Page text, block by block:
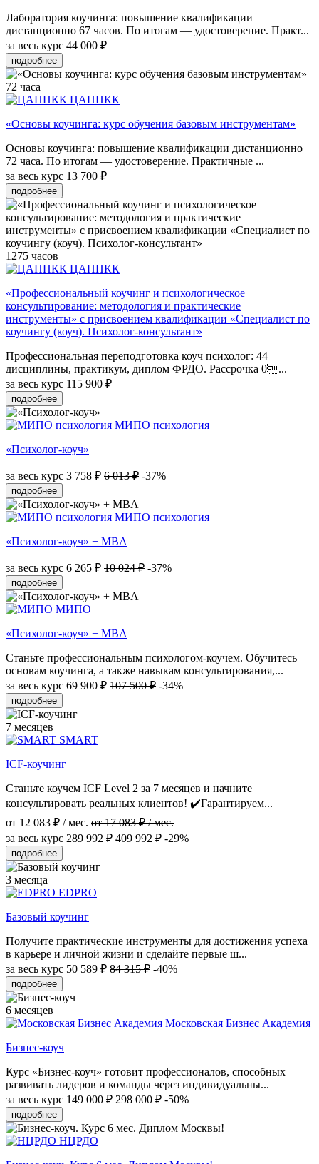
Лаборатория коучинга: повышение квалификации
дистанционно 67 часов. По итогам — удостоверение. Практ...
за весь курс 44 000 ₽
подробнее
72 часа
ЦАППКК
«Основы коучинга: курс обучения базовым инструментам»
Основы коучинга: повышение квалификации дистанционно
72 часа. По итогам — удостоверение. Практичные ...
за весь курс 13 700 ₽
подробнее
1275 часов
ЦАППКК
«Профессиональный коучинг и психологическое
консультирование: методология и практические
инструменты» с присвоением квалификации «Специалист по
коучингу (коуч). Психолог-консультант»
Профессиональная переподготовка коуч психолог: 44
дисциплины, практикум, диплом ФРДО. Рассрочка 0...
за весь курс 115 900 ₽
подробнее
МИПО психология
«Психолог-коуч»
за весь курс 3 758 ₽ 6 013 ₽ -37%
подробнее
МИПО психология
«Психолог-коуч» + MBA
за весь курс 6 265 ₽ 10 024 ₽ -37%
подробнее
МИПО
«Психолог-коуч» + MBA
Станьте профессиональным психологом-коучем. Обучитесь
основам коучинга, а также навыкам консультирования,...
за весь курс 69 900 ₽ 107 500 ₽ -34%
подробнее
7 месяцев
SMART
ICF-коучинг
Станьте коучем ICF Level 2 за 7 месяцев и начните
консультировать реальных клиентов! ✔️Гарантируем...
от 12 083 ₽ / мес. от 17 083 ₽ / мес.
за весь курс 289 992 ₽ 409 992 ₽ -29%
подробнее
3 месяца
EDPRO
Базовый коучинг
Получите практические инструменты для достижения успеха
в карьере и личной жизни и сделайте первые ш...
за весь курс 50 589 ₽ 84 315 ₽ -40%
подробнее
6 месяцев
Московская Бизнес Академия
Бизнес-коуч
Курс «Бизнес-коуч» готовит профессионалов, способных
развивать лидеров и команды через индивидуальны...
за весь курс 149 000 ₽ 298 000 ₽ -50%
подробнее
НЦРДО